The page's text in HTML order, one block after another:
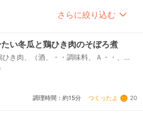
さらに絞り込む
い冬瓜と鶏ひき肉のそぼろ煮
き肉、（酒、・・調味料、Ａ・・、
素（顆粒）、みりん、しょうゆ、
調理時間：約15分 つくったよ 20